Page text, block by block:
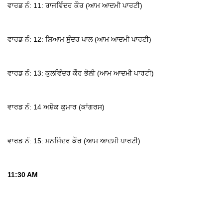
ਵਾਰਡ ਨੰ: 11: ਰਾਜਵਿੰਦਰ ਕੌਰ (ਆਮ ਆਦਮੀ ਪਾਰਟੀ)
ਵਾਰਡ ਨੰ: 12: ਸ਼ਿਆਮ ਸੁੰਦਰ ਪਾਲ (ਆਮ ਆਦਮੀ ਪਾਰਟੀ)
ਵਾਰਡ ਨੰ: 13: ਕੁਲਵਿੰਦਰ ਕੌਰ ਭੋਲੀ (ਆਮ ਆਦਮੀ ਪਾਰਟੀ)
ਵਾਰਡ ਨੰ: 14 ਅਸ਼ੋਕ ਕੁਮਾਰ (ਕਾਂਗਰਸ)
ਵਾਰਡ ਨੰ: 15: ਮਨਜਿੰਦਰ ਕੌਰ (ਆਮ ਆਦਮੀ ਪਾਰਟੀ)
11:30 AM